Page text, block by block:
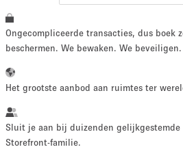
100 sq ft
~ 13 mensen
Ongecompliceerde transacties, dus boek
beschermen. We bewaken. We beveiligen.
Het grootste aanbod aan ruimtes ter
Sluit je aan bij duizenden
Storefront-familie.